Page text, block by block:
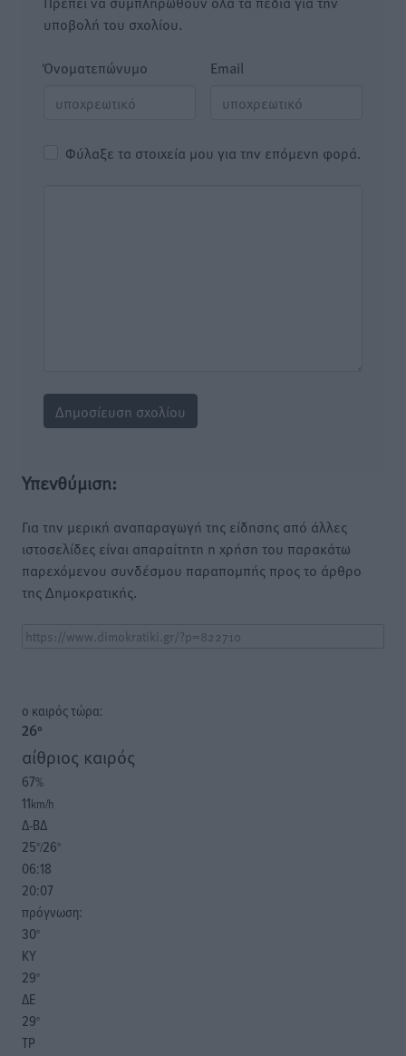
υποβολή του σχολίου.
Όνοματεπώνυμο Email
Φύλαξε τα στοιχεία μου για την επόμενη φορά.
Υπενθύμιση:
Για την μερική αναπαραγωγή της είδησης από άλλες
ιστοσελίδες είναι απαραίτητη η χρήση του παρακάτω
παρεχόμενου συνδέσμου παραπομπής προς το άρθρο
της Δημοκρατικής.
o καιρός τώρα:
26°
αίθριος καιρός
67%
11km/h
Δ-ΒΔ
25°/26°
06:18
20:07
πρόγνωση:
30°
ΚΥ
29°
ΔΕ
29°
ΤΡ